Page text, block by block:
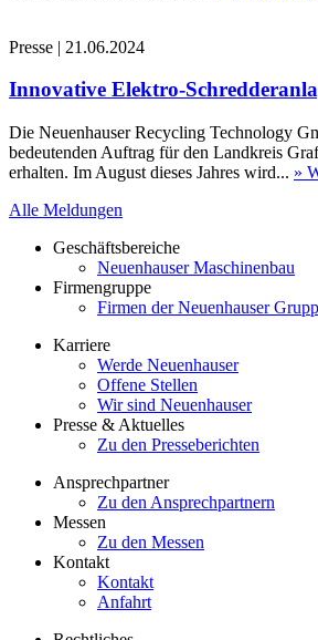
Presse | 21.06.2024
Innovative Elektro-
Die Neuenhauser Recycling Technology
bedeutenden Auftrag für den Landkreis
erhalten. Im August dieses Jahres wird... »
Alle Meldungen
Geschäftsbereiche
Neuenhauser Maschinenbau
Firmengruppe
Firmen der Neuenhauser
Karriere
Werde Neuenhauser
Offene Stellen
Wir sind Neuenhauser
Presse & Aktuelles
Zu den Presseberichten
Ansprechpartner
Zu den Ansprechpartnern
Messen
Zu den Messen
Kontakt
Kontakt
Anfahrt